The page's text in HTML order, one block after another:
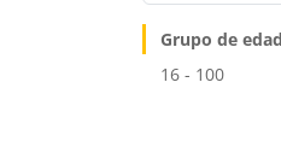
Grupo de edad
16 - 100